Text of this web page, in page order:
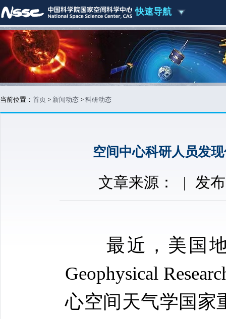
快速导航
当前位置： 首页 > 新闻动态 > 科研动态
空间中心科研人员发
文章来源： | 发
最近，美国
Geophysical
心空间天气学国家